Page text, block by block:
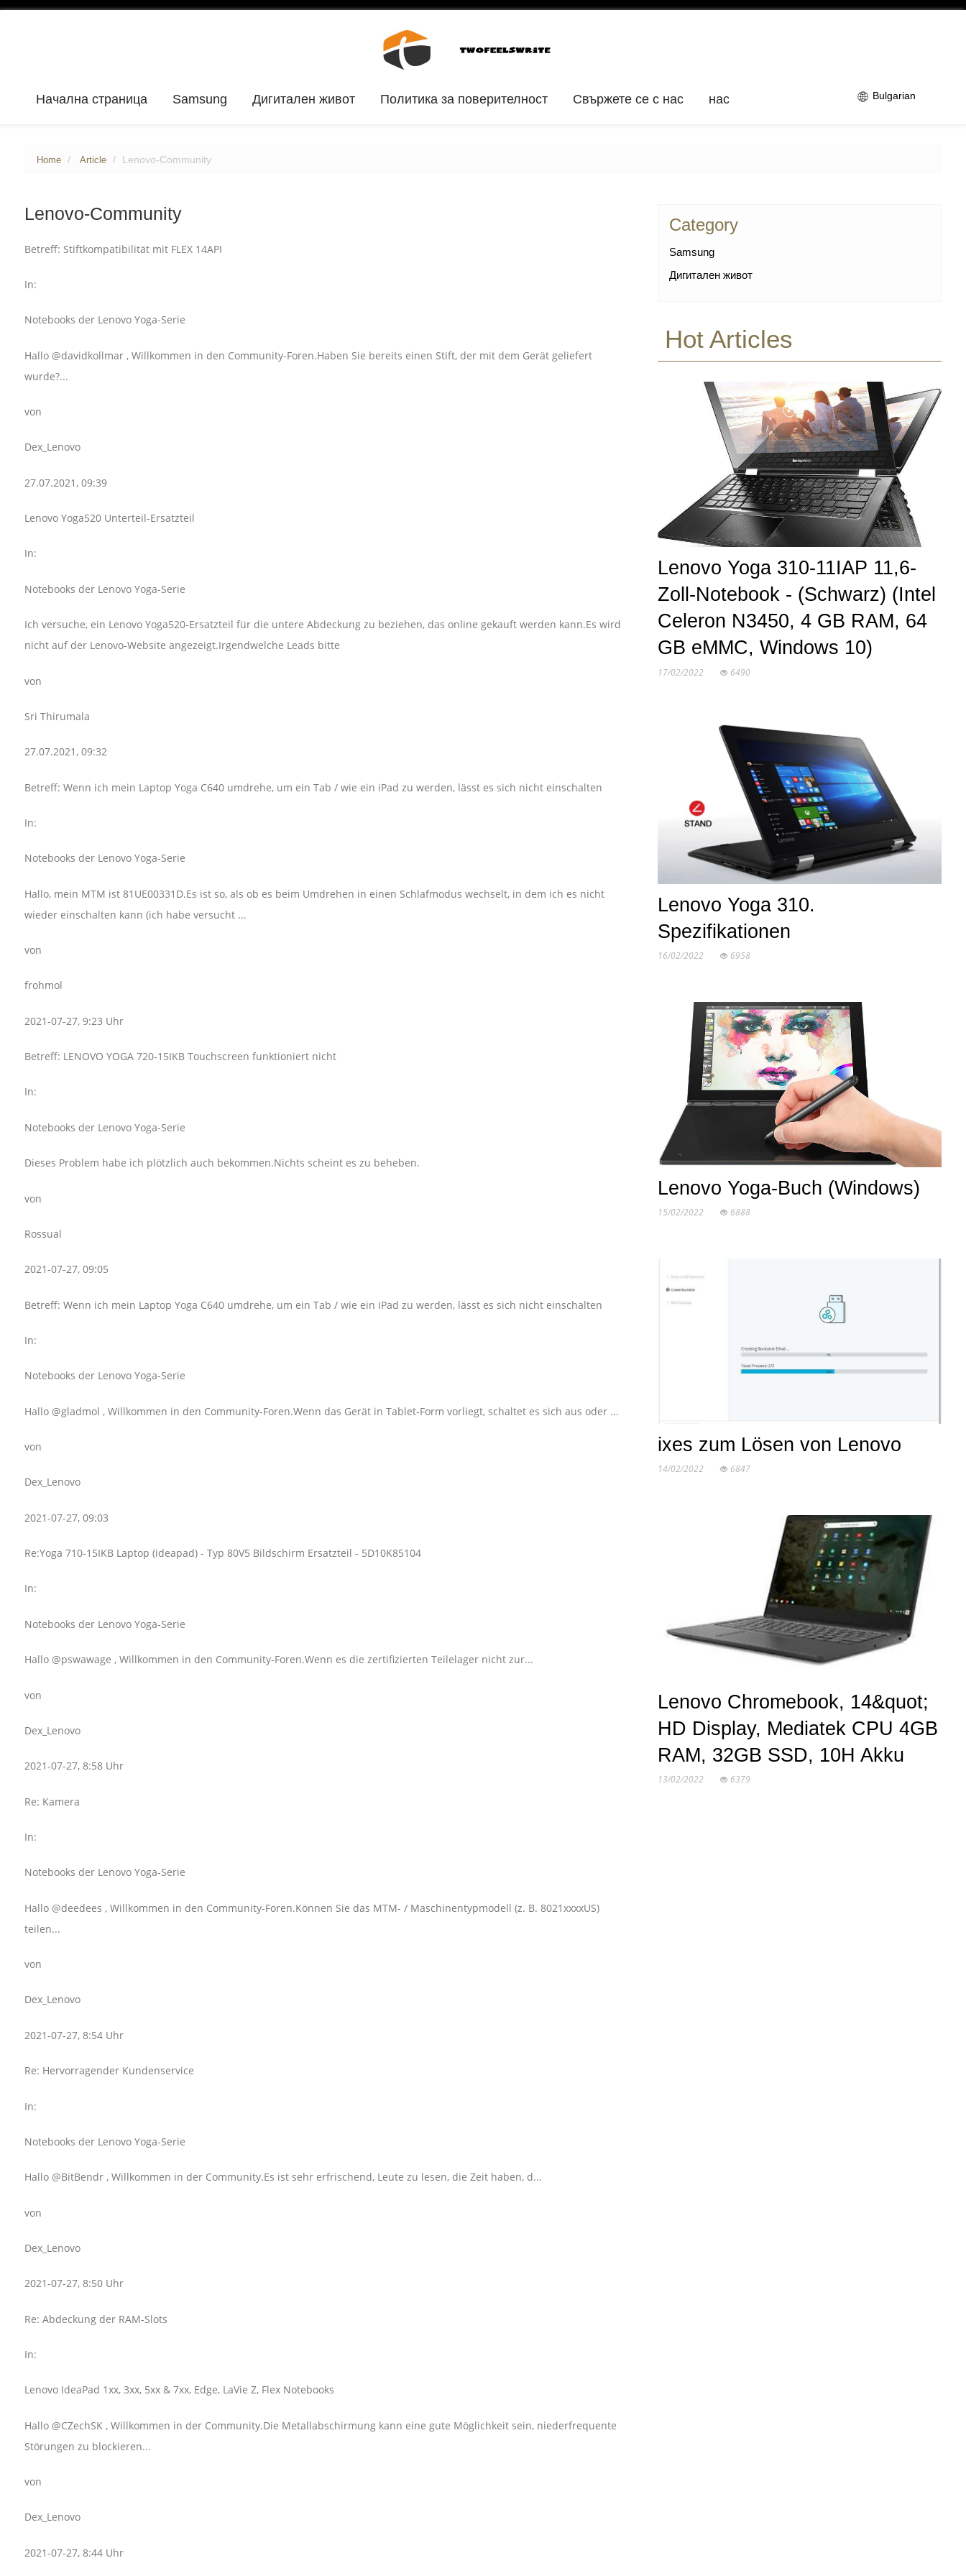
Начална страница Samsung Дигитален живот Политика за поверителност Свържете се с нас нас Bulgarian
Home Article Lenovo-Community
Lenovo-Community
Betreff: Stiftkompatibilität mit FLEX 14API
In:
Notebooks der Lenovo Yoga-Serie
Hallo @davidkollmar , Willkommen in den Community-Foren.Haben Sie bereits einen Stift, der mit dem Gerät geliefert
wurde?...
von
Dex_Lenovo
27.07.2021, 09:39
Lenovo Yoga520 Unterteil-Ersatzteil
In:
Notebooks der Lenovo Yoga-Serie
Ich versuche, ein Lenovo Yoga520-Ersatzteil für die untere Abdeckung zu beziehen, das online gekauft werden kann.Es wird
nicht auf der Lenovo-Website angezeigt.Irgendwelche Leads bitte
von
Sri Thirumala
27.07.2021, 09:32
Betreff: Wenn ich mein Laptop Yoga C640 umdrehe, um ein Tab / wie ein iPad zu werden, lässt es sich nicht einschalten
In:
Notebooks der Lenovo Yoga-Serie
Hallo, mein MTM ist 81UE00331D.Es ist so, als ob es beim Umdrehen in einen Schlafmodus wechselt, in dem ich es nicht
wieder einschalten kann (ich habe versucht ...
von
frohmol
2021-07-27, 9:23 Uhr
Betreff: LENOVO YOGA 720-15IKB Touchscreen funktioniert nicht
In:
Notebooks der Lenovo Yoga-Serie
Dieses Problem habe ich plötzlich auch bekommen.Nichts scheint es zu beheben.
von
Rossual
2021-07-27, 09:05
Betreff: Wenn ich mein Laptop Yoga C640 umdrehe, um ein Tab / wie ein iPad zu werden, lässt es sich nicht einschalten
In:
Notebooks der Lenovo Yoga-Serie
Hallo @gladmol , Willkommen in den Community-Foren.Wenn das Gerät in Tablet-Form vorliegt, schaltet es sich aus oder ...
von
Dex_Lenovo
2021-07-27, 09:03
Re:Yoga 710-15IKB Laptop (ideapad) - Typ 80V5 Bildschirm Ersatzteil - 5D10K85104
In:
Notebooks der Lenovo Yoga-Serie
Hallo @pswawage , Willkommen in den Community-Foren.Wenn es die zertifizierten Teilelager nicht zur...
von
Dex_Lenovo
2021-07-27, 8:58 Uhr
Re: Kamera
In:
Notebooks der Lenovo Yoga-Serie
Hallo @deedees , Willkommen in den Community-Foren.Können Sie das MTM- / Maschinentypmodell (z. B. 8021xxxxUS)
teilen...
von
Dex_Lenovo
2021-07-27, 8:54 Uhr
Re: Hervorragender Kundenservice
In:
Notebooks der Lenovo Yoga-Serie
Hallo @BitBendr , Willkommen in der Community.Es ist sehr erfrischend, Leute zu lesen, die Zeit haben, d...
von
Dex_Lenovo
2021-07-27, 8:50 Uhr
Re: Abdeckung der RAM-Slots
In:
Lenovo IdeaPad 1xx, 3xx, 5xx & 7xx, Edge, LaVie Z, Flex Notebooks
Hallo @CZechSK , Willkommen in der Community.Die Metallabschirmung kann eine gute Möglichkeit sein, niederfrequente
Störungen zu blockieren...
von
Dex_Lenovo
2021-07-27, 8:44 Uhr
Category
Samsung
Дигитален живот
Hot Articles
Lenovo Yoga 310-11IAP 11,6-
Zoll-Notebook - (Schwarz) (Intel
Celeron N3450, 4 GB RAM, 64
GB eMMC, Windows 10)
17/02/2022 6490
Lenovo Yoga 310.
Spezifikationen
16/02/2022 6958
Lenovo Yoga-Buch (Windows)
15/02/2022 6888
ixes zum Lösen von Lenovo
14/02/2022 6847
Lenovo Chromebook, 14&quot;
HD Display, Mediatek CPU 4GB
RAM, 32GB SSD, 10H Akku
13/02/2022 6379